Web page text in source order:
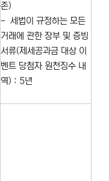
존)
- 세법이 규정하는 모든
거래에 관한 장부 및 증빙
서류(제세공과금 대상 이
벤트 당첨자 원천징수 내
역) : 5년